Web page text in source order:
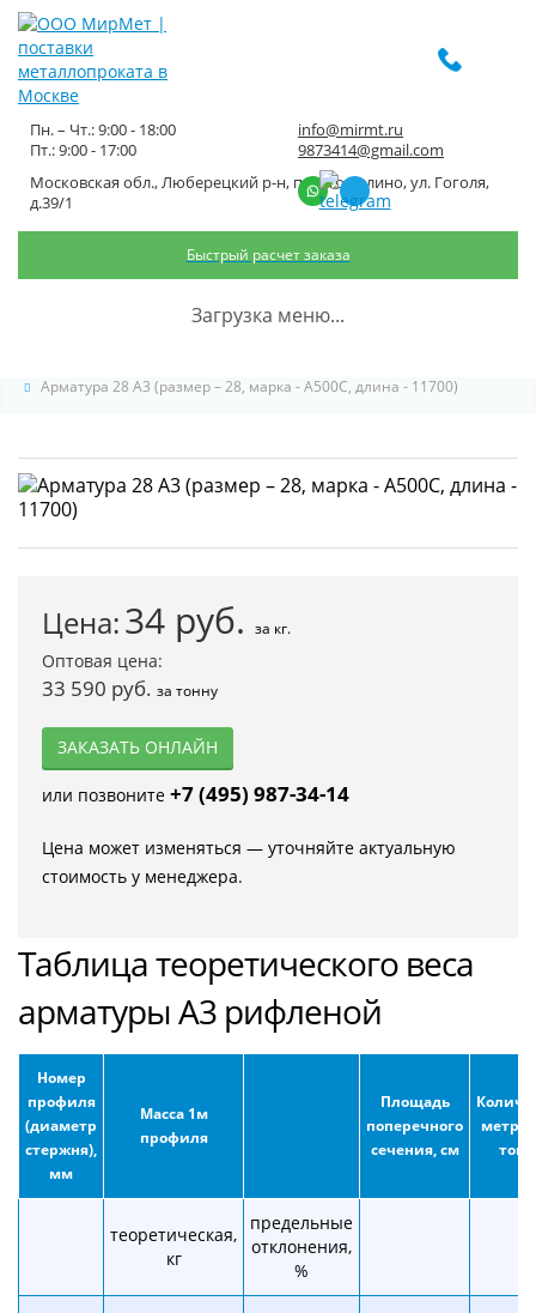
Московская обл., Люберецкий р-н, пос. Томилино, ул. Гоголя,
д.39/1
Пн. – Чт.: 9:00 - 18:00
Пт.: 9:00 - 17:00
info@mirmt.ru
9873414@gmail.com
Быстрый расчет заказа
Загрузка меню...
Арматура 28 А3 (размер – 28,
марка - А500С, длина - 11700)
Арматура 28 А3 (размер – 28, марка - А500С, длина - 11700)
Цена:34 руб. за кг.
Оптовая цена:
33 590 руб. за тонну
ЗАКАЗАТЬ ОНЛАЙН
или позвоните +7 (495) 987-34-14
Цена может изменяться — уточняйте актуальную
стоимость у менеджера.
Таблица теоретического веса
арматуры А3 рифленой
Номер
профиля
(диаметр
стержня),
мм
Масса 1м
профиля
Площадь
поперечного
сечения, см
теоретическая,
кг
предельные
отклонения,
%